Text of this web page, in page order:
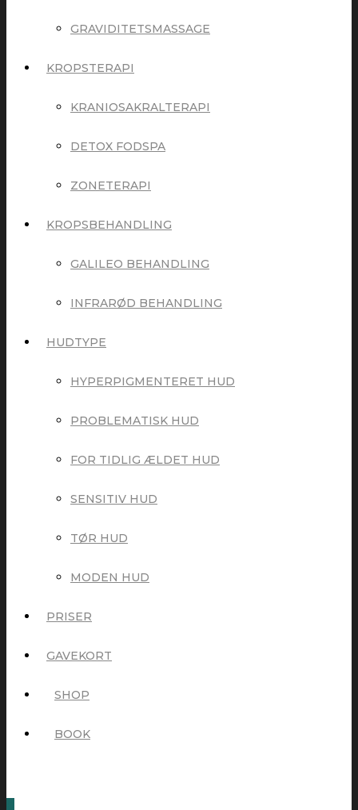
GRAVIDITETSMASSAGE
KROPSTERAPI
KRANIOSAKRALTERAPI
DETOX FODSPA
ZONETERAPI
KROPSBEHANDLING
GALILEO BEHANDLING
INFRARØD BEHANDLING
HUDTYPE
HYPERPIGMENTERET HUD
PROBLEMATISK HUD
FOR TIDLIG ÆLDET HUD
SENSITIV HUD
TØR HUD
MODEN HUD
PRISER
GAVEKORT
SHOP
BOOK